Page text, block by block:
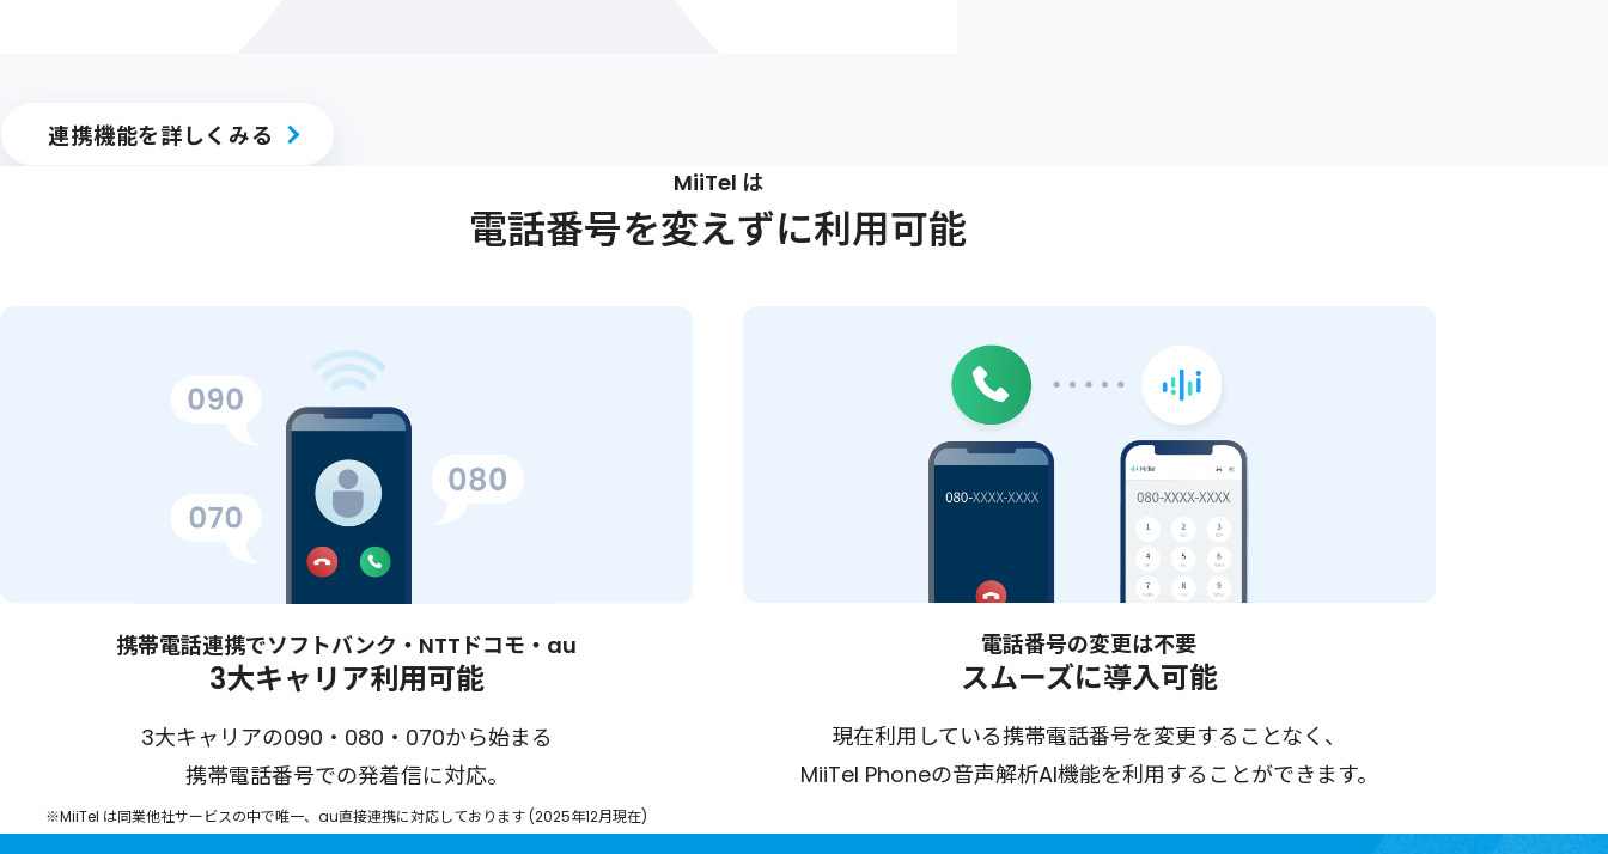
連携機能を詳しくみる
MiiTel は
電話番号を変えずに利用可能
携帯電話連携でソフトバンク・NTTドコモ・au
3大キャリア利用可能
3大キャリアの090・080・070から始まる
携帯電話番号での発着信に対応。
※MiiTel は同業他社サービスの中で唯一、au直接連携に対応しております (2025年12月現在)
電話番号の変更は不要
スムーズに導入可能
現在利用している携帯電話番号を変更することなく、
MiiTel Phoneの音声解析AI機能を利用することができます。
営業ノウハウの属人化を解消
パフォーマンスの良い営業の架電録音や文字起こしを収集・分
析し、成果の出るトークスキル・ノウハウを共有。メンバー全
成果の出る営業トーク身につきます
会話内容やタイミング、話し方やキーワードまで、あらゆるデ
ータを見える化。会話をAIが分析・採点し、成果の出るトーク
会話の文字起こしから議事録生成、
打ち合わせの後の処理コストを削減し、顧客対応に集中出来ま
録音データの文字起こしから議事録生成、
打ち合わせの後の処理コストを削減し、顧客対応に集中出来ま
営業ノウハウの属人化を解消
パフォーマンスの良い営業の架電録音や文字起こしを収集・分
析し、成果の出るトークスキル・ノウハウを共有。メンバー全
データに基づく通話品質の管理により顧客満足度を向上
化し、オペレーターの話し方の統計を基に、個に応じた指導を
リアルタイム音声文字起こしによる
モニタリングでクレーム抑制
各オペレーターの通話内容やステータス、各電話番号の応答数
正確・迅速な情報共有で顧客対応も高速化
SFA/CRMの顧客データ・成約情報と録音・文字起こしデータを
自動で紐付け。気になる会話の早期発見や適切な対応も可能に
データに基づく通話品質の管理により顧客満足度を向上
ータ化し、オペレーターの「話し方」の統計を基に、個に応じ
全ての電話を自動録音・文字起こし
情報の抜け漏れを防ぎ、顧客システムと連携することで電話内
1つのツールで、文字起こし、
要約、感情分析、音声解析が可能
スーパーバイザーのお悩みごとも履歴画面で解決。膨大な管理
本社でも、支社でも、在宅でも同じ番号で受電・架電
パフォーマーの活動量を可視化、発信数や着信数など、個人ご
本社でも、支社でも、在宅でも同じ番号で受電・架電
データに基づく通話品質の管理により顧客満足度を向上
ハイパフォーマーの「話し方」をベストプラクティスとしてデ
ータ化して、オペレーターの「話し方」の統計を基に、個に応
リアルタイム音声文字起こしによる
モニタリングでクレーム抑制
各オペレーターの通話内容やステータス、各電話番号の応答数